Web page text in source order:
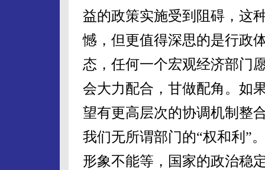
益的政策实施受到阻碍，这
憾，但更值得深思的是行政
态，任何一个宏观经济部门
会大力配合，甘做配角。如
望有更高层次的协调机制整
我们无所谓部门的“权和利”
形象不能等，国家的政治稳